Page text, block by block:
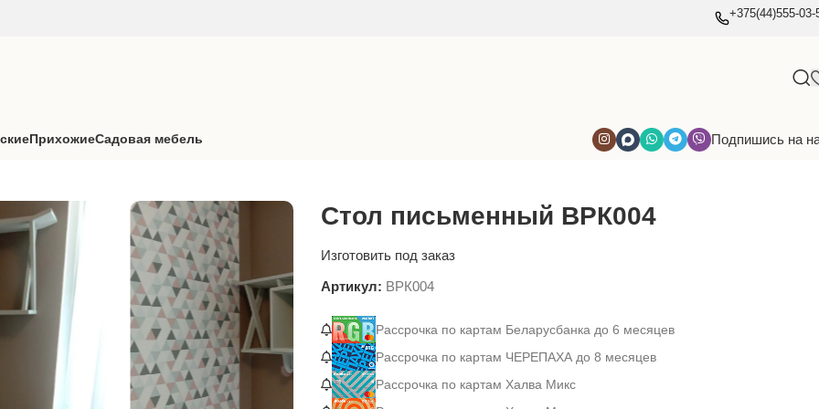
+375(44)555-03-
ПрихожиеСадовая мебель
Подпишись на
Стол письменный ВРК004
Изготовить под заказ
Артикул: ВРК004
Рассрочка по картам Беларусбанка до 6 месяцев
Рассрочка по картам ЧЕРЕПАХА до 8 месяцев
Рассрочка по картам Халва Микс